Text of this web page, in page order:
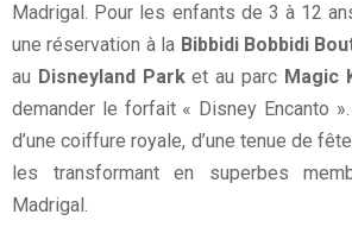
Madrigal. Pour les enfants de 3 à 12
une réservation à la Bibbidi Bobbidi
au Disneyland Parket au parc Magic
demander le forfait « Disney Encanto
d’une coiffure royale, d’une tenue de
les transformant en superbes
Madrigal.